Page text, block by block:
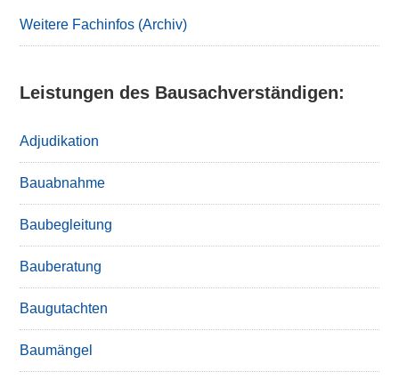
Weitere Fachinfos (Archiv)
Leistungen des Bausachverständigen:
Adjudikation
Bauabnahme
Baubegleitung
Bauberatung
Baugutachten
Baumängel